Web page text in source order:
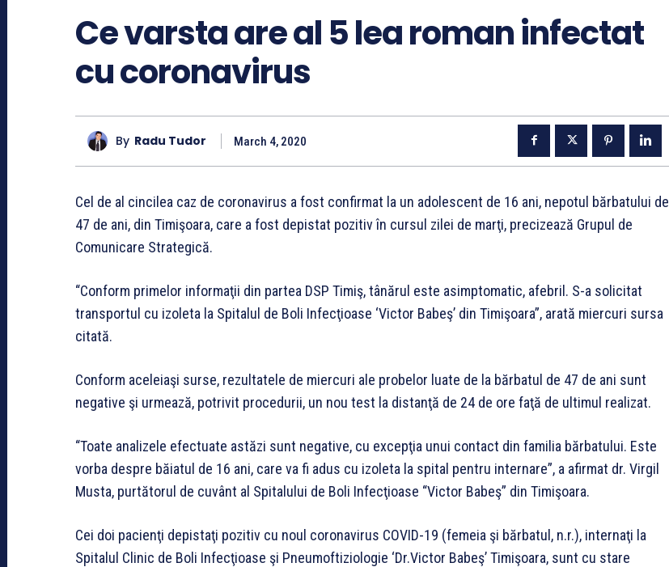
Ce varsta are al 5 lea roman infectat
cu coronavirus
By Radu Tudor March 4, 2020
Cel de al cincilea caz de coronavirus a fost confirmat la un adolescent de 16 ani, nepotul bărbatului de
47 de ani, din Timişoara, care a fost depistat pozitiv în cursul zilei de marţi, precizează Grupul de
Comunicare Strategică.
“Conform primelor informaţii din partea DSP Timiş, tânărul este asimptomatic, afebril. S-a solicitat
transportul cu izoleta la Spitalul de Boli Infecţioase ‘Victor Babeş’ din Timişoara”, arată miercuri sursa
citată.
Conform aceleiaşi surse, rezultatele de miercuri ale probelor luate de la bărbatul de 47 de ani sunt
negative şi urmează, potrivit procedurii, un nou test la distanţă de 24 de ore faţă de ultimul realizat.
“Toate analizele efectuate astăzi sunt negative, cu excepţia unui contact din familia bărbatului. Este
vorba despre băiatul de 16 ani, care va fi adus cu izoleta la spital pentru internare”, a afirmat dr. Virgil
Musta, purtătorul de cuvânt al Spitalului de Boli Infecţioase “Victor Babeş” din Timişoara.
Cei doi pacienţi depistaţi pozitiv cu noul coronavirus COVID-19 (femeia şi bărbatul, n.r.), internaţi la
Spitalul Clinic de Boli Infecţioase şi Pneumoftiziologie ‘Dr.Victor Babeş’ Timişoara, sunt cu stare